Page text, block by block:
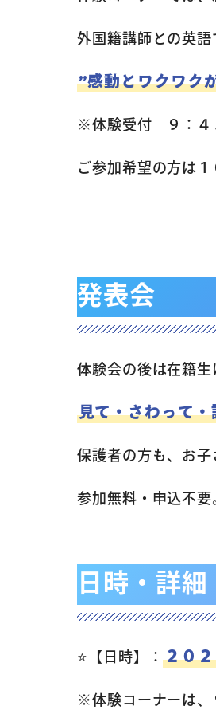
外国籍講師との英
”感動とワクワク
※体験受付 ９：４
ご参加希望の方は１
発表会
体験会の後は在籍
見て・さわって
保護者の方も、お子
参加無料・申込不要
日時・詳細
⭐️【日時】：２０
※体験コーナーは、